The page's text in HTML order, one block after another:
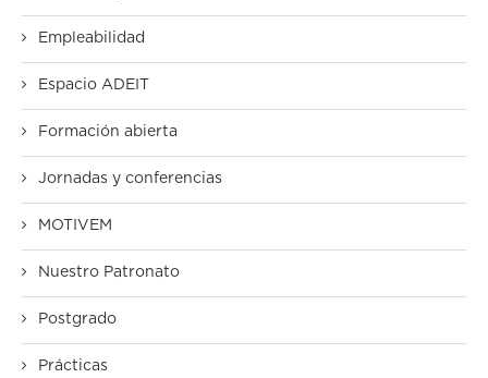
Empleabilidad
Espacio ADEIT
Formación abierta
Jornadas y conferencias
MOTIVEM
Nuestro Patronato
Postgrado
Prácticas